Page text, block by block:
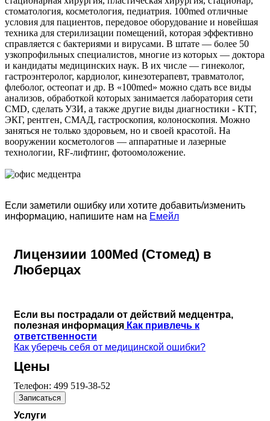
стоматология, косметология, педиатрия. 100med отличные
условия для пациентов, передовое оборудование и новейшая
техника для стерилизации помещений, которая эффективно
справляется с бактериями и вирусами. В штате — более 50
узкопрофильных специалистов, многие из которых — доктора
и кандидаты медицинских наук. В их числе — гинеколог,
гастроэнтеролог, кардиолог, кинезотерапевт, травматолог,
флеболог, остеопат и др. В «100med» можно сдать все виды
анализов, обработкой которых занимается лаборатория сети
CMD, сделать УЗИ, а также другие виды диагностики - КТГ,
ЭКГ, рентген, СМАД, гастроскопия, колоноскопия. Можно
заняться не только здоровьем, но и своей красотой. На
вооружении косметологов — аппаратные и лазерные
технологии, RF-лифтинг, фотоомоложение.
Если заметили ошибку или хотите добавить/изменить
информацию, напишите нам на Емейл
Лицензиии 100Med (Стомед) в
Люберцах
Если вы пострадали от действий медцентра,
полезная информация Как привлечь к
ответственности
Как уберечь себя от медицинской ошибки?
Цены
Телефон: 499 519-38-52
Записаться
Услуги